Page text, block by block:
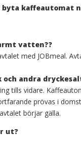
byta kaffeautomat
vatten??
med JOBmeal.
och andra
tills vidare.
prövas i
börjar gälla.
ut?